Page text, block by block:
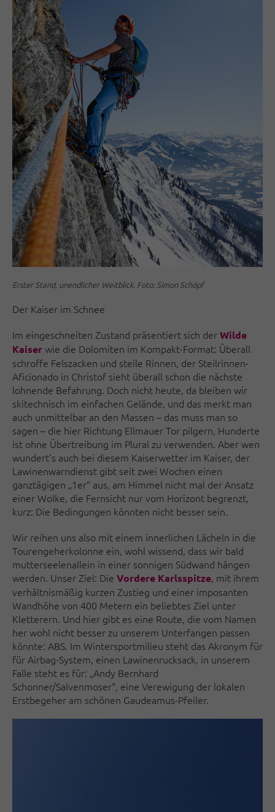
Erster Stand, unendlicher Weitblick. Foto: Simon Schöpf
Der Kaiser im Schnee
Im eingeschneiten Zustand präsentiert sich derWilde
Kaiserwie die Dolomiten im Kompakt-Format: Überall
schroffe Felszacken und steile Rinnen, der Steilrinnen-
Aficionado in Christof sieht überall schon die nächste
lohnende Befahrung. Doch nicht heute, da bleiben wir
skitechnisch im einfachen Gelände, und das merkt man
auch unmittelbar an den Massen – das muss man so
sagen – die hier Richtung Ellmauer Tor pilgern, Hunderte
ist ohne Übertreibung im Plural zu verwenden. Aber wen
wundert’s auch bei diesem Kaiserwetter im Kaiser, der
Lawinenwarndienst gibt seit zwei Wochen einen
ganztägigen „1er“ aus, am Himmel nicht mal der Ansatz
einer Wolke, die Fernsicht nur vom Horizont begrenzt,
kurz: Die Bedingungen könnten nicht besser sein.
Wir reihen uns also mit einem innerlichen Lächeln in die
Tourengeherkolonne ein, wohl wissend, dass wir bald
mutterseelenallein in einer sonnigen Südwand hängen
werden. Unser Ziel: Die Vordere Karlsspitze, mit ihrem
verhältnismäßig kurzen Zustieg und einer imposanten
Wandhöhe von 400 Metern ein beliebtes Ziel unter
Kletterern. Und hier gibt es eine Route, die vom Namen
her wohl nicht besser zu unserem Unterfangen passen
könnte: ABS. Im Wintersportmilieu steht das Akronym für
für Airbag-System, einen Lawinenrucksack, in unserem
Falle steht es für: „Andy Bernhard
Schonner/Salvenmoser“, eine Verewigung der lokalen
Erstbegeher am schönen Gaudeamus-Pfeiler.